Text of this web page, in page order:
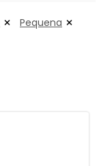
Pequena